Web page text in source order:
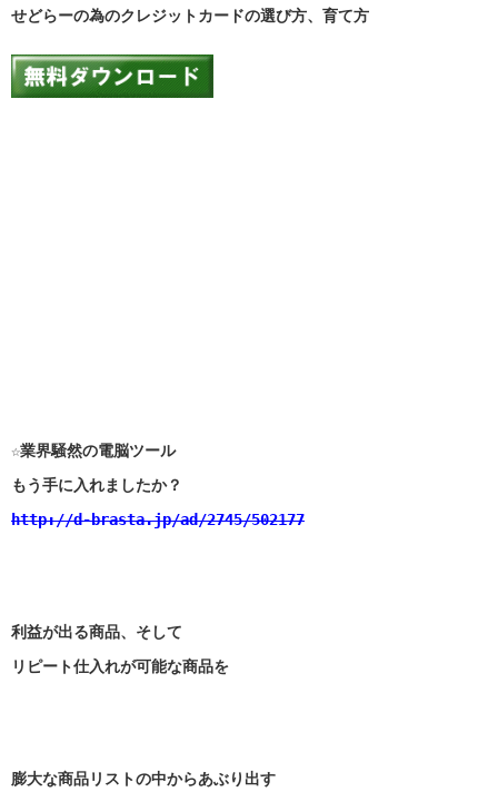
せどらーの為のクレジットカードの選び方、育て方
☆業界騒然の電脳ツール
もう手に入れましたか？
http://d-brasta.jp/ad/2745/502177
利益が出る商品、そして
リピート仕入れが可能な商品を
膨大な商品リストの中からあぶり出す